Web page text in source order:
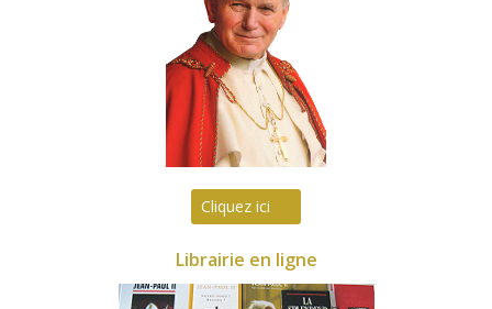
Cliquez ici
Librairie en ligne